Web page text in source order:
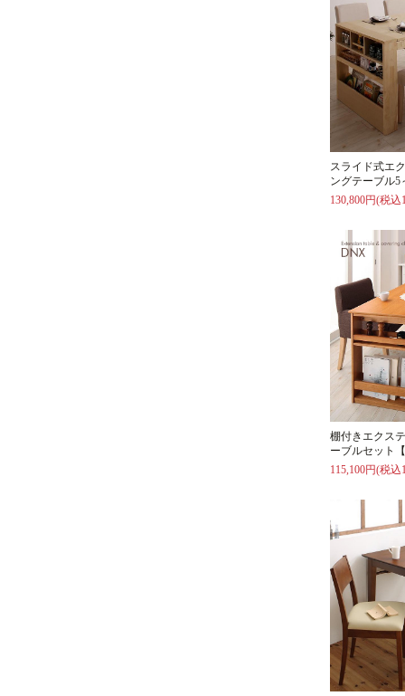
スライド式エ
ングテーブル5
130,800円(税込
棚付きエクス
ーブルセット
115,100円(税込